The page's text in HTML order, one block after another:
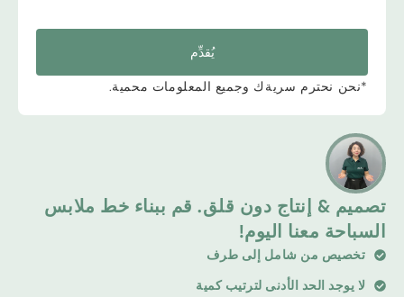
تصميم & إنتاج دون قلق. قم ببناء خط ملابس
السباحة معنا اليوم!
تخصيص من شامل إلى طرف
لا يوجد الحد الأدنى لترتيب كمية
يُقدِّم
*نحن نحترم سريةك وجميع المعلومات محمية.